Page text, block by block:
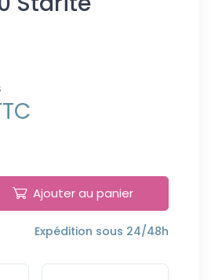
Ajouter au panier
Expédition sous 24/48h